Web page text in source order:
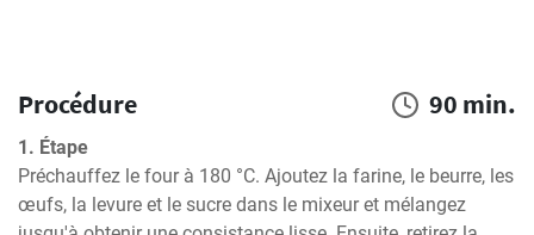
Procédure 90 min.
1. Étape
Préchauffez le four à 180 °C. Ajoutez la farine, le beurre, les
œufs, la levure et le sucre dans le mixeur et mélangez